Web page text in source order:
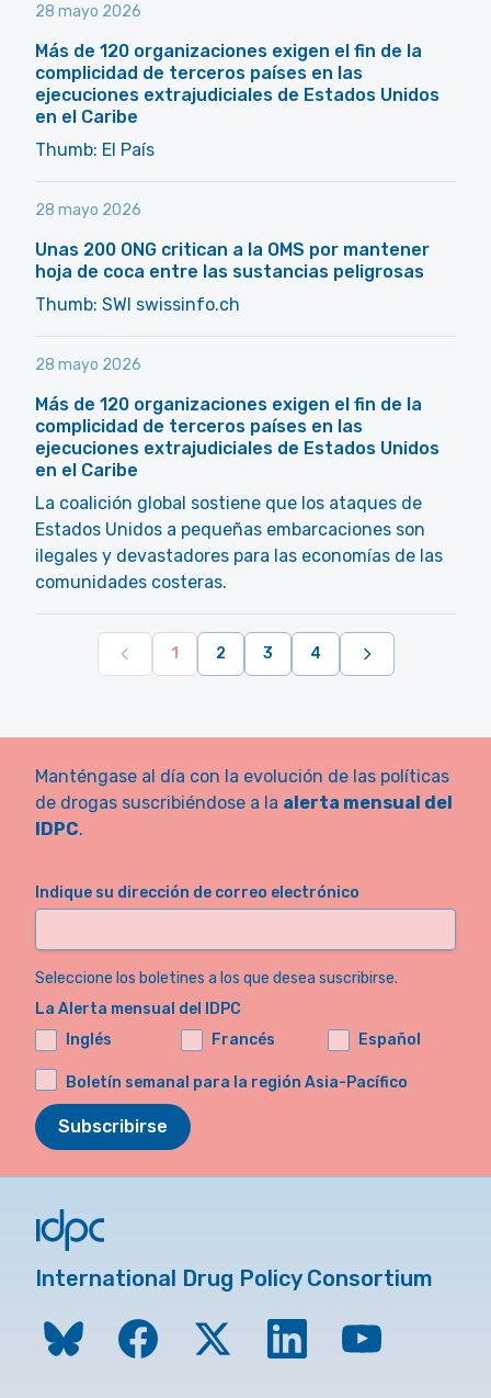
28 mayo 2026
Más de 120 organizaciones exigen el fin de la
complicidad de terceros países en las
ejecuciones extrajudiciales de Estados Unidos
en el Caribe
Thumb: El País
28 mayo 2026
Unas 200 ONG critican a la OMS por mantener
hoja de coca entre las sustancias peligrosas
Thumb: SWI swissinfo.ch
28 mayo 2026
Más de 120 organizaciones exigen el fin de la
complicidad de terceros países en las
ejecuciones extrajudiciales de Estados Unidos
en el Caribe
La coalición global sostiene que los ataques de
Estados Unidos a pequeñas embarcaciones son
ilegales y devastadores para las economías de las
comunidades costeras.
1 2 3 4
Manténgase al día con la evolución de las políticas
de drogas suscribiéndose a la alerta mensual del
IDPC.
Indique su dirección de correo electrónico
Seleccione los boletines a los que desea suscribirse.
La Alerta mensual del IDPC
Inglés
Francés Español
Boletín semanal para la región Asia-Pacífico
Subscribirse
International Drug Policy Consortium